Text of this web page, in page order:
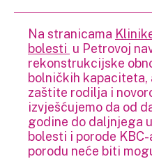
Na stranicama
bolesti u Petrovoj
rekonstrukcijske
bolničkih
zaštite rodilja i
izvješćujemo da od
godine do daljnjega
bolesti i porode
porodu neće biti